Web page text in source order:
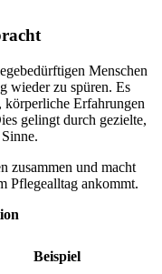
Menschen
wieder zu spüren. Es
körperliche Erfahrungen
gelingt durch gezielte,
zusammen und macht
Pflegealltag ankommt.
Beispiel